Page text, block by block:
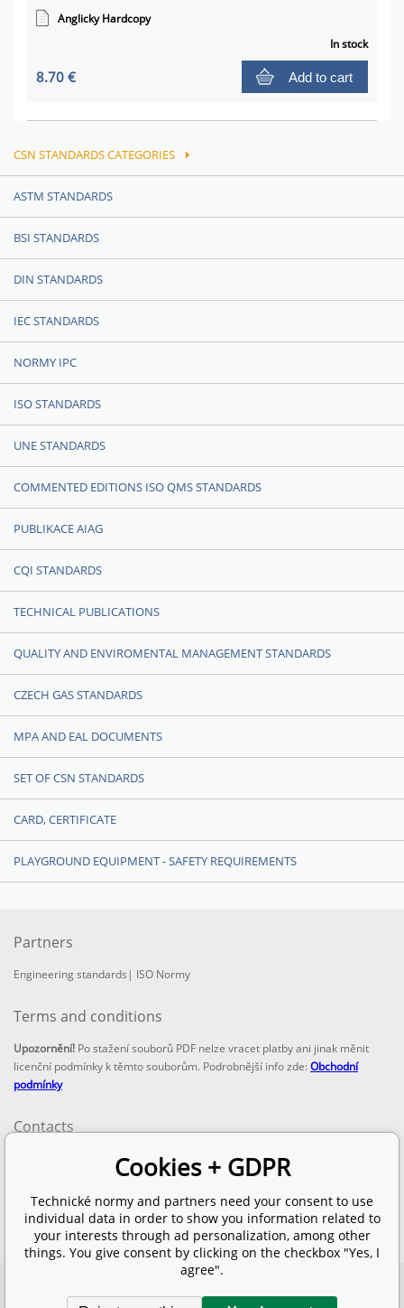
Anglicky Hardcopy
In stock
8.70 € Add to cart
CSN STANDARDS CATEGORIES
ASTM STANDARDS
BSI STANDARDS
DIN STANDARDS
IEC STANDARDS
NORMY IPC
ISO STANDARDS
UNE STANDARDS
COMMENTED EDITIONS ISO QMS STANDARDS
PUBLIKACE AIAG
CQI STANDARDS
TECHNICAL PUBLICATIONS
QUALITY AND ENVIROMENTAL MANAGEMENT STANDARDS
CZECH GAS STANDARDS
MPA AND EAL DOCUMENTS
SET OF CSN STANDARDS
CARD, CERTIFICATE
PLAYGROUND EQUIPMENT - SAFETY REQUIREMENTS
Partners
Engineering standards | ISO Normy
Terms and conditions
Upozornění! Po stažení souborů PDF nelze vracet platby ani jinak měnit
licenční podmínky k těmto souborům. Podrobnější info zde:Obchodní
podmínky
Contacts
info@technickenormy.cz
obchod@technickenormy.cz
Telefon:
+420 377 387 684
Cookies + GDPR
Technické normy and partners need your consent to use
individual data in order to show you information related to
your interests through ad personalization, among other
things. You give consent by clicking on the checkbox "Yes, I
agree".